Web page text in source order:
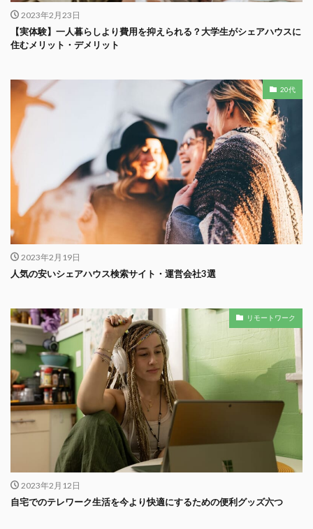
2023年2月23日
【実体験】一人暮らしより費用を抑えられる？大学生がシェアハウスに
住むメリット・デメリット
20代
2023年2月19日
人気の安いシェアハウス検索サイト・運営会社3選
リモートワーク
2023年2月12日
自宅でのテレワーク生活を今より快適にするための便利グッズ六つ